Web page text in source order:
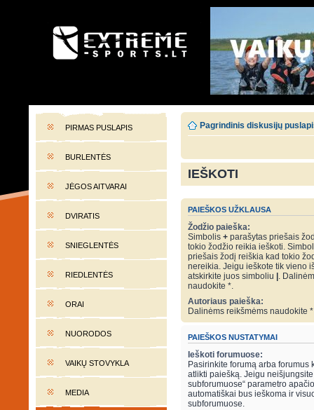
EXTREME-SPORTS.LT
PIRMAS PUSLAPIS
BURLENTĖS
JĖGOS AITVARAI
DVIRATIS
SNIEGLENTĖS
RIEDLENTĖS
ORAI
NUORODOS
VAIKŲ STOVYKLA
MEDIA
Pagrindinis diskusijų
IEŠKOTI
PAIEŠKOS UŽKLAUSA
Žodžio paieška:
Simbolis + parašytas priešais
tokio žodžio reikia ieškoti.
priešais žodį reiškia kad tokio
nereikia. Jeigu ieškote tik vieno
atskirkite juos simboliu .
naudokite *.
Autoriaus paieška:
Dalinėms reikšmėms naudokite
PAIEŠKOS NUSTATYMAI
Ieškoti forumuose:
Pasirinkite forumą arba forumus
atlikti paiešką. Jeigu neišjungsite
subforumuose“ parametro
automatiškai bus ieškoma ir
subforumuose.